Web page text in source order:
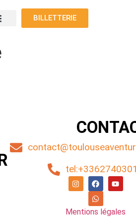
BILLETTERIE
Mentions légales